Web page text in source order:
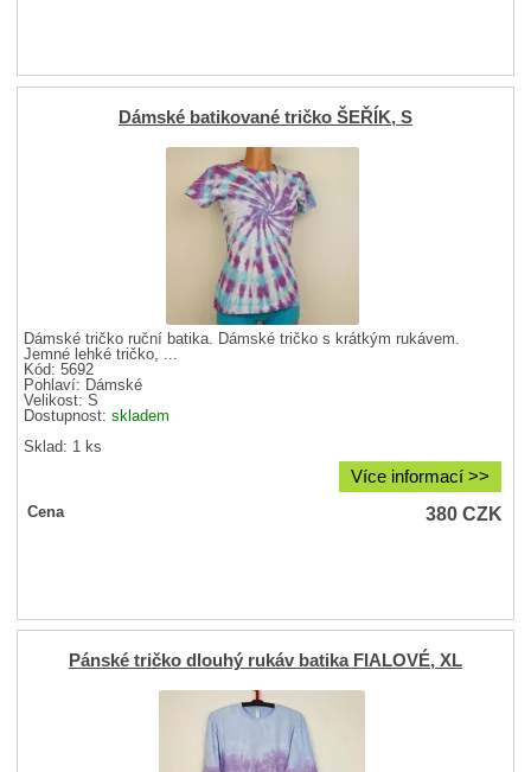
Dámské batikované tričko ŠEŘÍK, S
Dámské tričko ruční batika. Dámské tričko s krátkým rukávem.
Jemné lehké tričko, ...
Kód: 5692
Pohlaví: Dámské
Velikost:S
Dostupnost:skladem
Sklad: 1 ks
Více informací >>
Cena 380CZK
Pánské tričko dlouhý rukáv batika FIALOVÉ, XL